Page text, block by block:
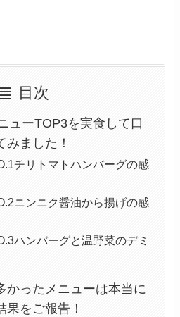
目次
ューTOP3を実食して口
みました！
チリトマトハンバーグの感
ニンニク醤油から揚げの感
ハンバーグと温野菜のデミ
かったメニューは本当に
果をご報告！